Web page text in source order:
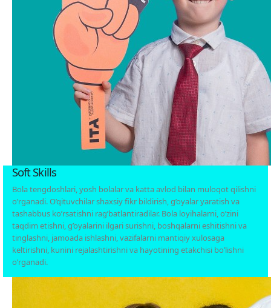
Soft Skills
Bola tengdoshlari, yosh bolalar va katta avlod bilan muloqot qilishni
o’rganadi. O’qituvchilar shaxsiy fikr bildirish, g’oyalar yaratish va
tashabbus ko’rsatishni rag’batlantiradilar. Bola loyihalarni, o’zini
taqdim etishni, g’oyalarini ilgari surishni, boshqalarni eshitishni va
tinglashni, jamoada ishlashni, vazifalarni mantiqiy xulosaga
keltirishni, kunini rejalashtirishni va hayotining etakchisi bo’lishni
o’rganadi.